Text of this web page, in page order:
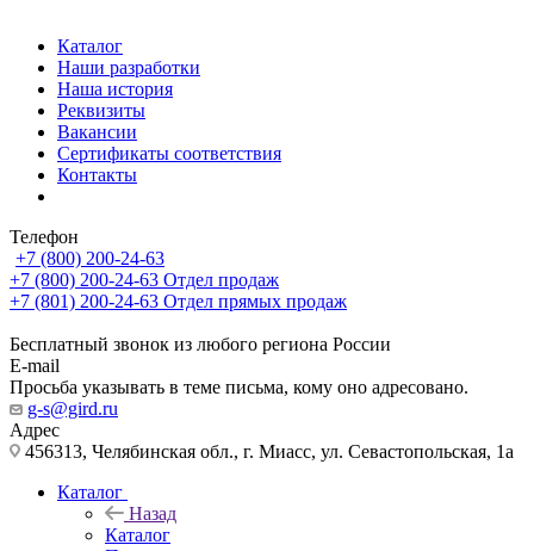
Каталог
Наши разработки
Наша история
Реквизиты
Вакансии
Сертификаты соответствия
Контакты
Телефон
+7 (800) 200-24-63
+7 (800) 200-24-63 Отдел продаж
+7 (801) 200-24-63 Отдел прямых продаж
Бесплатный звонок из любого региона России
E-mail
Просьба указывать в теме письма, кому оно адресовано.
g-s@gird.ru
Адрес
456313, Челябинская обл., г. Миасс, ул. Севастопольская, 1а
Каталог
Назад
Каталог